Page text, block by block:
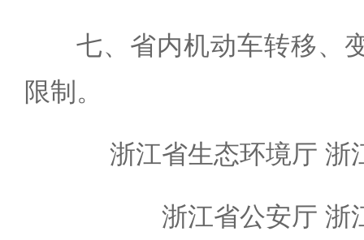
七、省内机动车转移、
限制。
浙江省生态环境厅 浙
浙江省公安厅 浙